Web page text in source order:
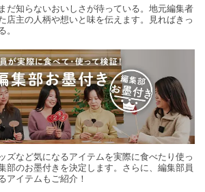
だ知らないおいしさが待っている。地元編集者
店主の人柄や想いと味を伝えます。見ればきっ
ズなど気になるアイテムを実際に食べたり使っ
部のお墨付きを決定します。さらに、編集部員
アイテムもご紹介！